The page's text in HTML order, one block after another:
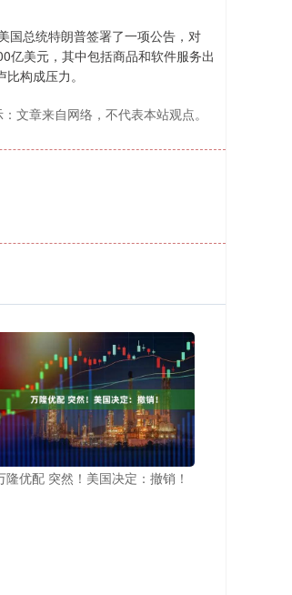
总统特朗普签署了一项公告，对
亿美元，其中包括商品和软件服务出
构成压力。
文章来自网络，不代表本站观点。
隆优配 突然！美国决定：撤销！